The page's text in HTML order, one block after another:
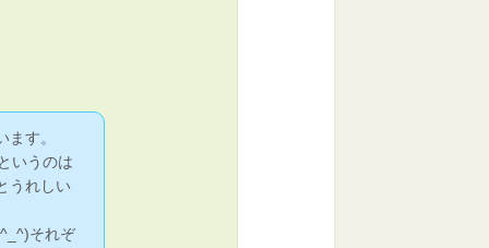
す。
いうのは
うれしい
それぞ